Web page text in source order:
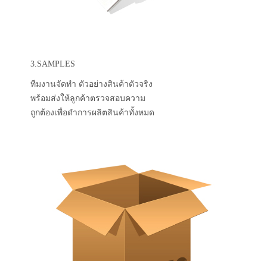
3.SAMPLES
ทีมงานจัดทำ ตัวอย่างสินค้าตัวจริง
พร้อมส่งให้ลูกค้าตรวจสอบความ
ถูกต้องเพื่อดำการผลิตสินค้าทั้งหมด